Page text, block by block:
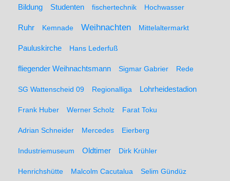
Bildung Studenten fischertechnik Hochwasser
Ruhr Kemnade Weihnachten Mittelaltermarkt
Pauluskirche Hans Lederfuß
fliegender Weihnachtsmann Sigmar Gabrier Rede
SG Wattenscheid 09 Regionalliga Lohrheidestadion
Frank Huber Werner Scholz Farat Toku
Adrian Schneider Mercedes Eierberg
Industriemuseum Oldtimer Dirk Krühler
Henrichshütte Malcolm Cacutalua Selim Gündüz